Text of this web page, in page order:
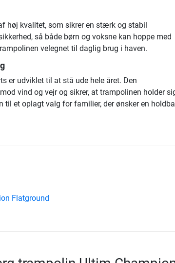
høj kvalitet, som sikrer en stærk og stabil
så både børn og voksne kan hoppe med
velegnet til daglig brug i haven.
er udviklet til at stå ude hele året. Den
vind og vejr og sikrer, at trampolinen holder
til et oplagt valg for familier, der ønsker en
Flatground